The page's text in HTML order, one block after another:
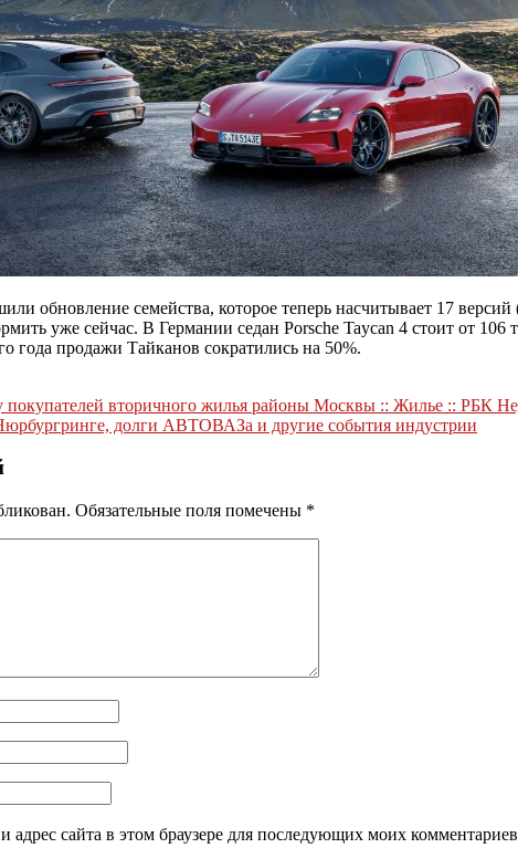
обновление семейства, которое теперь насчитывает 17
уже сейчас. В Германии седан Porsche Taycan 4 стоит от
года продажи Тайканов сократились на 50%.
покупателей вторичного жилья районы Москвы :: Жилье :: РБК
долги АВТОВАЗа и другие события индустрии
Обязательные поля помечены *
адрес сайта в этом браузере для последующих моих